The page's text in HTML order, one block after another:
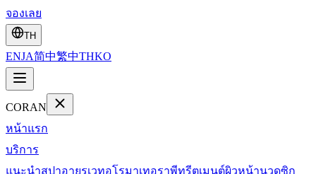
จองเลย
TH
ENJA简中繁中THKO
CORAN
หน้าแรก
บริการ
แนะนำสปาอายุรเวทอโรมาเทอราพีทรีตเมนต์ผิวหน้านวดซิก